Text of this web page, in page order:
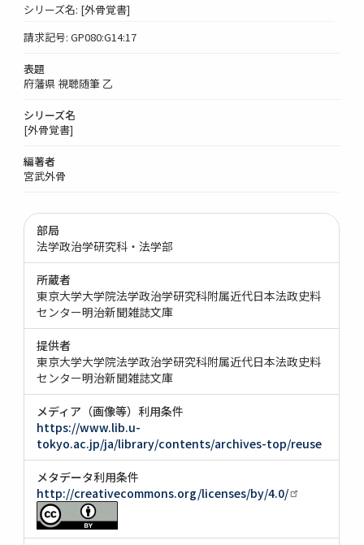
シリーズ名: [外骨覚書]
請求記号: GP080:G14:17
表題
府藩県 視聴随筆 乙
シリーズ名
[外骨覚書]
編著者
宮武外骨
部局
法学政治学研究科・法学部
所蔵者
東京大学大学院法学政治学研究科附属近代日本法政史料
センター明治新聞雑誌文庫
提供者
東京大学大学院法学政治学研究科附属近代日本法政史料
センター明治新聞雑誌文庫
メディア（画像等）利用条件
https://www.lib.u-
tokyo.ac.jp/ja/library/contents/archives-top/reuse
メタデータ利用条件
http://creativecommons.org/licenses/by/4.0/